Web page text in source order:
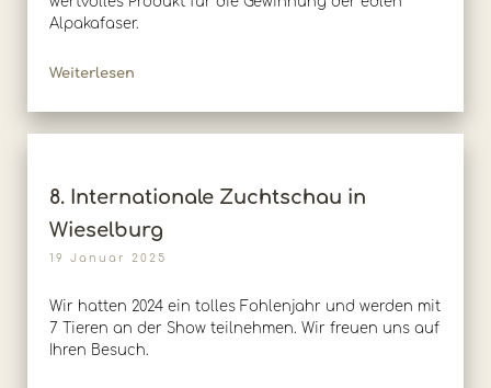
Alpakafaser.
Weiterlesen
8. Internationale Zuchtschau in
Wieselburg
19 Januar 2025
Wir hatten 2024 ein tolles Fohlenjahr und werden mit
7 Tieren an der Show teilnehmen. Wir freuen uns auf
Ihren Besuch.